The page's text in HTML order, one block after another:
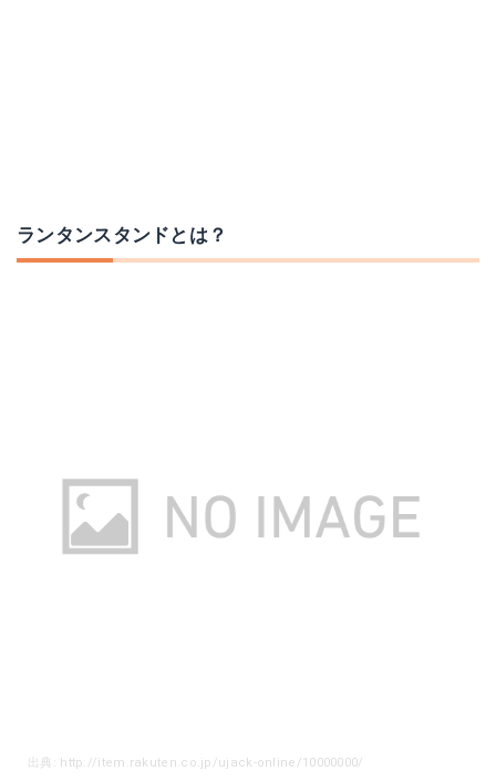
ランタンスタンドとは？
出典: http://item.rakuten.co.jp/ujack-online/10000000/